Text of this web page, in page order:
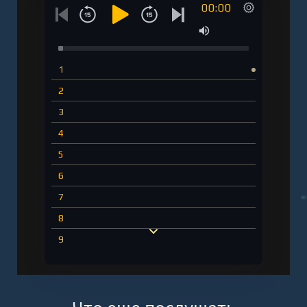
00:00
1
2
3
4
5
6
7
8
9